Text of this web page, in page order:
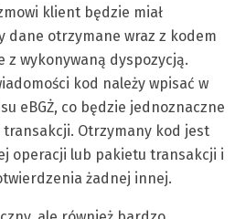
klient będzie miał
dane otrzymane wraz z kodem
z wykonywaną dyspozycją.
kod należy wpisać w
eBGŻ, co będzie jednoznaczne
Otrzymany kod jest
operacji lub pakietu transakcji i
żadnej innej.